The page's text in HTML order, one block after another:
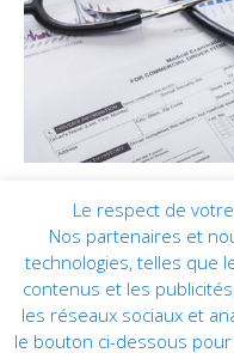
Le respect de
Nos partenaires et
technologies, telles que
contenus et les
les réseaux sociaux et
le bouton ci-dessous